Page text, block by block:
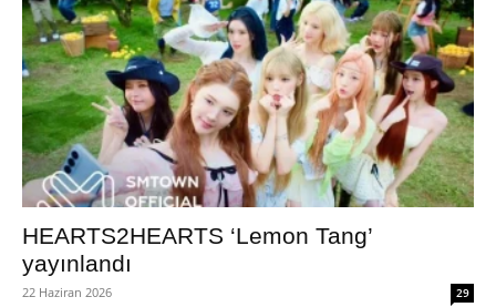
HEARTS2HEARTS ‘Lemon Tang’
yayınlandı
22 Haziran 2026 29